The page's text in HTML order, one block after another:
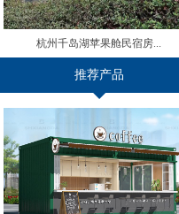
杭州千岛湖苹果舱民宿房...
推荐产品